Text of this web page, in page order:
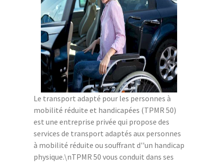
Le transport adapté pour les personnes à
mobilité réduite et handicapées (TPMR 50)
est une entreprise privée qui propose des
services de transport adaptés aux personnes
à mobilité réduite ou souffrant d''un handicap
physique.\nTPMR 50 vous conduit dans ses